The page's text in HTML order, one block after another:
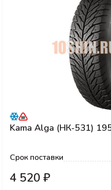
Kama Alga (НК-531)
Срок поставки
4 520 ₽